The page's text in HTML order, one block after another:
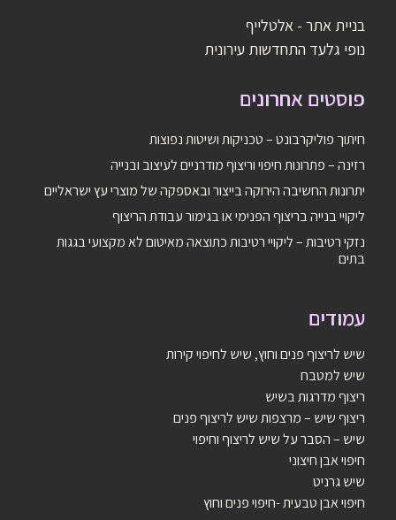
בניית אתר - אלטלייף
נופי גלעד התחדשות עירונית
פוסטים אחרונים
חיתוך פוליקרבונט – טכניקות ושיטות נפוצות
רזינה – פתרונות חיפוי וריצוף מודרניים לעיצוב ובנייה
יתרונות החשיבה הירוקה בייצור ובאספקה של מוצרי עץ ישראליים
ליקויי בנייה בריצוף הפנימי או בגימור עבודת הריצוף
נזקי רטיבות – ליקויי רטיבות כתוצאה מאיטום לא מקצועי בגגות
בתים
עמודים
שיש לריצוף פנים וחוץ, שיש לחיפוי קירות
שיש למטבח
ריצוף מדרגות בשיש
ריצוף שיש – מרצפות שיש לריצוף פנים
שיש – הסבר על שיש לריצוף וחיפוי
חיפוי אבן חיצוני
שיש גרניט
חיפוי אבן טבעית -חיפוי פנים וחוץ